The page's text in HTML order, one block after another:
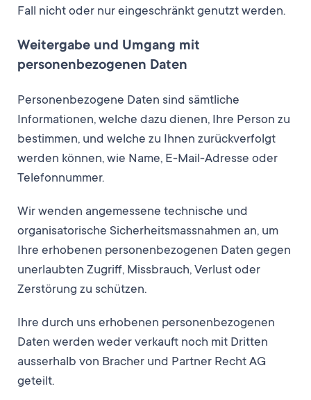
Fall nicht oder nur eingeschränkt genutzt werden.
Weitergabe und Umgang mit
personenbezogenen Daten
Personenbezogene Daten sind sämtliche
Informationen, welche dazu dienen, Ihre Person zu
bestimmen, und welche zu Ihnen zurückverfolgt
werden können, wie Name, E-Mail-Adresse oder
Telefonnummer.
Wir wenden angemessene technische und
organisatorische Sicherheitsmassnahmen an, um
Ihre erhobenen personenbezogenen Daten gegen
unerlaubten Zugriff, Missbrauch, Verlust oder
Zerstörung zu schützen.
Ihre durch uns erhobenen personenbezogenen
Daten werden weder verkauft noch mit Dritten
ausserhalb von Bracher und Partner Recht AG
geteilt.